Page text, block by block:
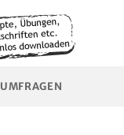
UMFRAGEN